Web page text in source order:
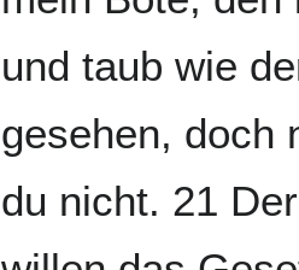
und taub wie
gesehen, doch
du nicht. 21